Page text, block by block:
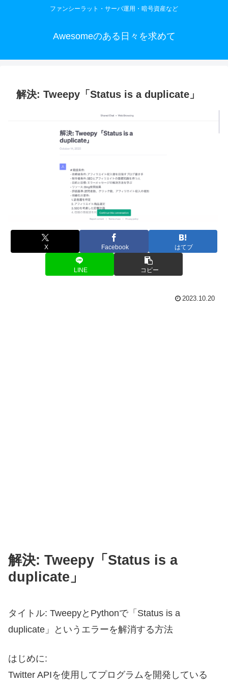
ファンシーラット・サーバ運用・暗号資産など
Awesomeのある日々を求めて
解決: Tweepy「Status is a duplicate」
X Facebook はてブ
LINE コピー
2023.10.20
解決: Tweepy「Status is a
duplicate」
タイトル: TweepyとPythonで「Status is a
duplicate」というエラーを解消する方法
はじめに:
Twitter APIを使用してプログラムを開発している